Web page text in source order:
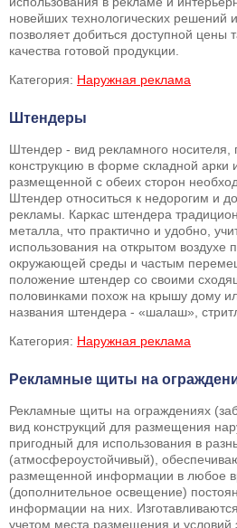
новейших технологических решений
позволяет добиться доступной цены
качества готовой продукции.
Категория: Наружная реклама
Штендеры
Штендер - вид рекламного
конструкцию в форме складной арки
размещенной с обеих сторон
Штендер относиться к недорогим и
рекламы. Каркас штендера
металла, что практично и удобно,
использования на открытом воздухе
окружающей среды и частым
положение штендер со своими
половинками похож на крышу дому
названия штендера - «шалаш»,
Категория: Наружная реклама
Рекламные щиты на
Рекламные щиты на ограждениях
вид конструкций для размещения
пригодный для использования в
(атмосфероустойчивый),
размещенной информации в любое
(дополнительное освещение)
информации на них.
учетом места размещения и условий